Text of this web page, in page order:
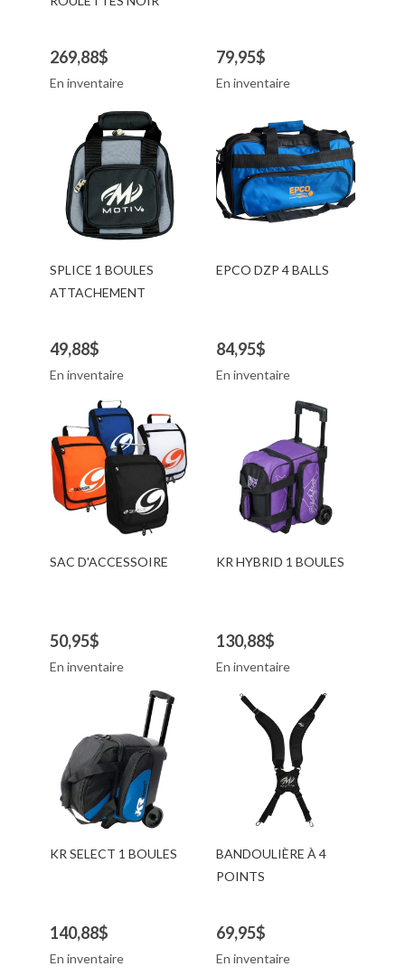
269,88$
En inventaire
79,95$
En inventaire
SPLICE 1 BOULES
ATTACHEMENT
49,88$
En inventaire
EPCO DZP 4 BALLS
84,95$
En inventaire
SAC D'ACCESSOIRE
50,95$
En inventaire
KR HYBRID 1 BOULES
130,88$
En inventaire
KR SELECT 1 BOULES
140,88$
En inventaire
BANDOULIÈRE À 4
POINTS
69,95$
En inventaire